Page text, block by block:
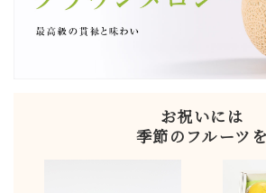
お祝いには
季節のフルーツを